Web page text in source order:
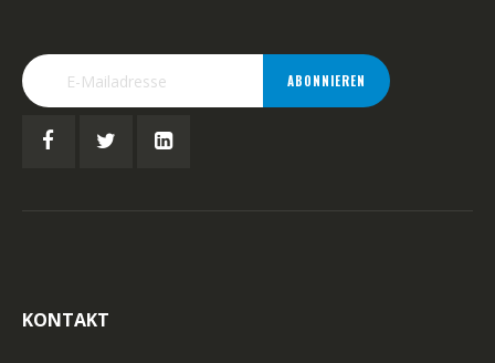
ABONNIEREN
KONTAKT